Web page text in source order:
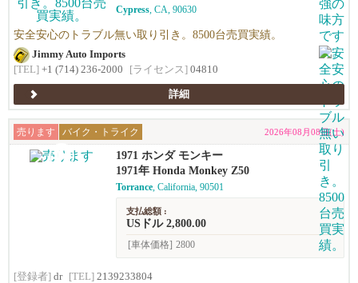
Cypress, CA, 90630
安全安心のトラブル無い取り引き。8500台売買実績。
Jimmy Auto Imports
[TEL] +1 (714) 236-2000 [ライセンス] 04810
詳細
売ります バイク・トライク 2026年08月08日(土)
1971 ホンダ モンキー
1971年 Honda Monkey Z50
Torrance, California, 90501
支払総額 :
USドル 2,800.00
[車体価格] 2800
[登録者] dr [TEL] 2139233804